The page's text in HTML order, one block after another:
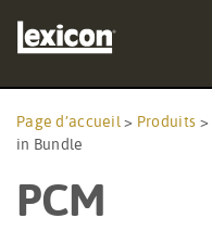
Produits
Professionnels
Page d’accueil > Produits >
in Bundle
PCM